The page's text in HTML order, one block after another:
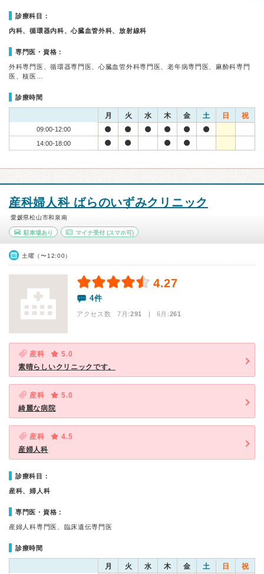
診療科目：
内科、循環器内科、心臓血管外科、放射線科
専門医・資格：
外科専門医、循環器専門医、心臓血管外科専門医、老年病専門医、麻酔科専門
医、核医…
診療時間
月 火 水 木 金 土 日 祝
09:00-12:00
14:00-18:00
産科婦人科 ばらのいずみクリニック
愛媛県松山市和泉南
駐車場あり マイナ受付(スマホ可)
土曜（〜12:00）
4.27
4件
アクセス数 7月:291 | 6月:261
産科
5.0
素晴らしいクリニックです。
産科
5.0
綺麗な病院
産科
4.5
産婦人科
診療科目：
産科、婦人科
専門医・資格：
産婦人科専門医、臨床遺伝専門医
診療時間
月 火 水 木 金 土 日 祝